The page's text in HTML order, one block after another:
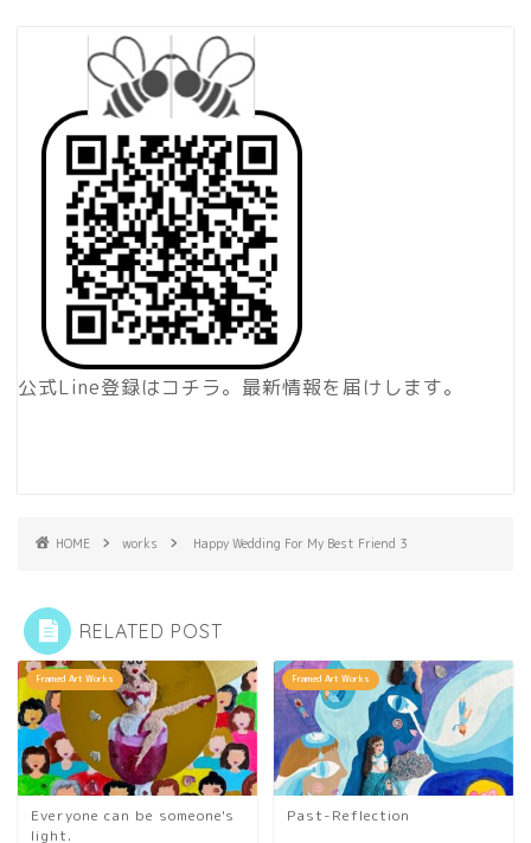
公式Line登録はコチラ。最新情報を届けします。
HOME works Happy Wedding For My Best Friend 3
RELATED POST
Framed Art Works
Everyone can be someone's
light.
Framed Art Works
Past-Reflection